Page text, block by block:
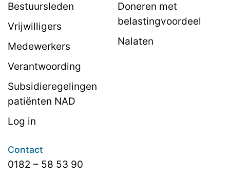
Bestuursleden
Vrijwilligers
Medewerkers
Verantwoording
Subsidieregelingen
patiënten NAD
Log in
Doneren met
belastingvoordeel
Nalaten
Contact
0182 – 58 53 90